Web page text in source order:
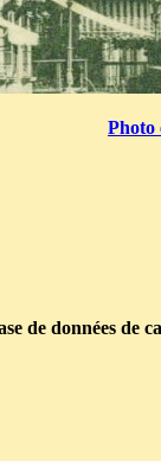
Photo
de données de